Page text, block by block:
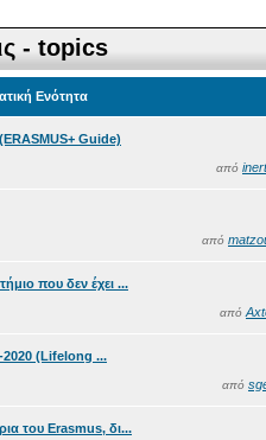
- topics
Ενότητα
Guide)
από
από
που δεν έχει ...
από
(Lifelong ...
από
του Erasmus, δι...